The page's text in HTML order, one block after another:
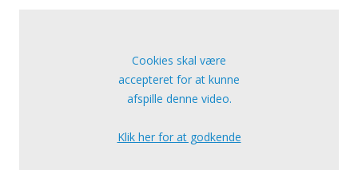
Cookies skal være
accepteret for at kunne
afspille denne video.
Klik her for at godkende